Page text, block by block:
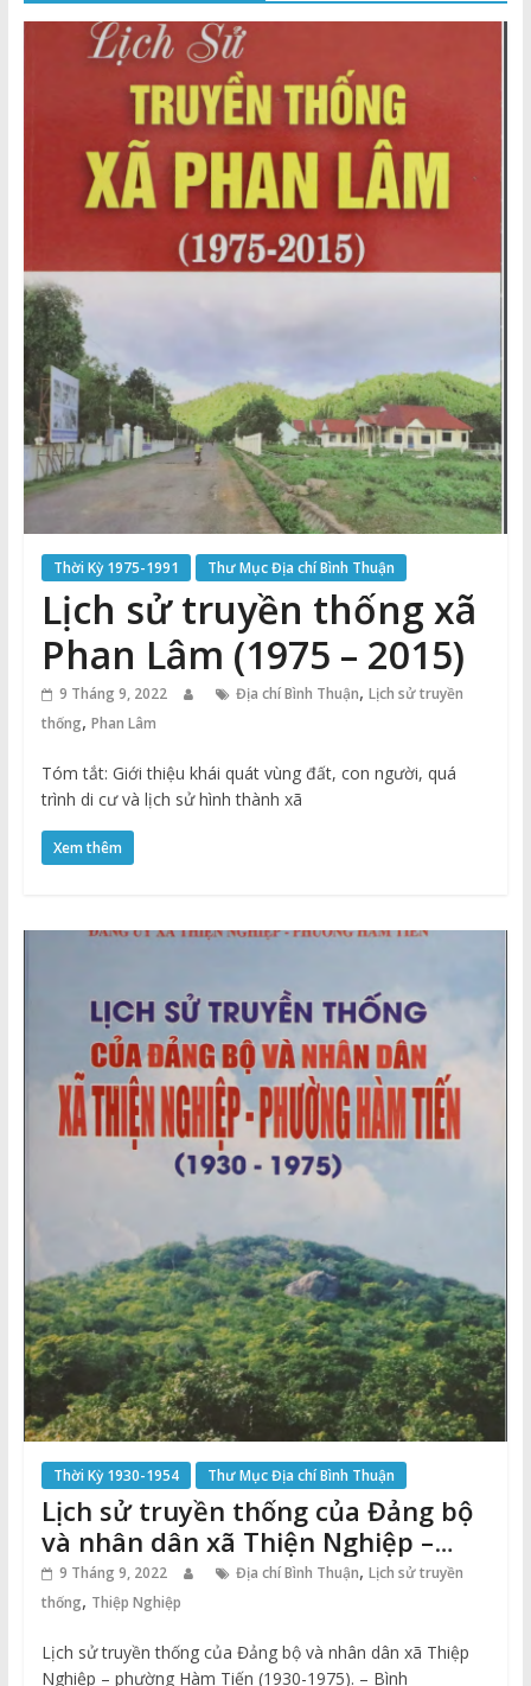
Thuận
Thời Kỳ 1975-1991 Thư Mục Địa chí Bình Thuận
Lịch sử truyền thống xã
Phan Lâm (1975 – 2015)
9 Tháng 9, 2022 Địa chí Bình Thuận, Lịch sử truyền
thống, Phan Lâm
Tóm tắt: Giới thiệu khái quát vùng đất, con người, quá
trình di cư và lịch sử hình thành xã
Xem thêm
Thời Kỳ 1930-1954 Thư Mục Địa chí Bình Thuận
Lịch sử truyền thống của Đảng bộ
và nhân dân xã Thiện Nghiệp –
phường Hàm Tiến (1930-1975)
9 Tháng 9, 2022 Địa chí Bình Thuận, Lịch sử truyền
thống, Thiệp Nghiệp
Lịch sử truyền thống của Đảng bộ và nhân dân xã Thiệp
Nghiệp – phường Hàm Tiến (1930-1975). – Bình